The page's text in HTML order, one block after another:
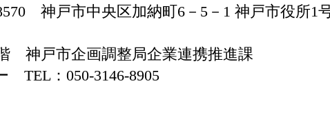
神戸市中央区加納町6－5－1 神戸市役
神戸市企画調整局企業連携推進課
TEL：050-3146-8905